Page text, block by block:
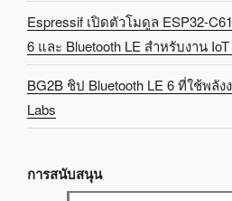
Espressif เปิดตัวโมดูล ESP32-
6 และ Bluetooth LE สำหรับงาน
BG2B ชิป Bluetooth LE 6 ที่ใช้พลั
Labs
การสนับสนุน